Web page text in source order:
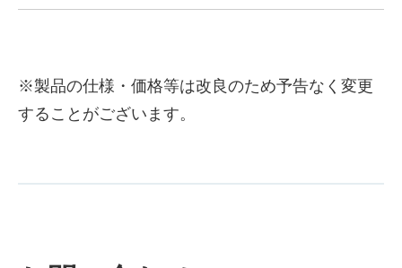
※製品の仕様・価格等は改良のため予告なく変更
することがございます。